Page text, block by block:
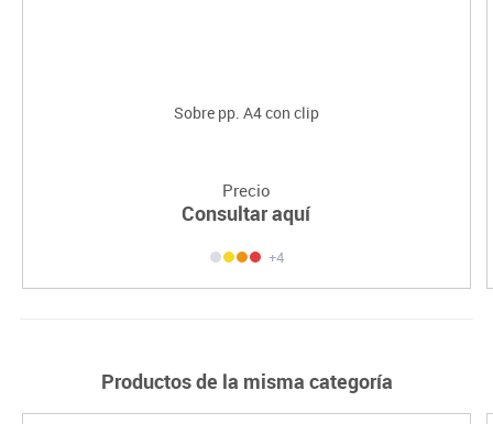
Sobre pp. A4 con clip
Precio
Consultar aquí
+4
Productos de la misma categoría